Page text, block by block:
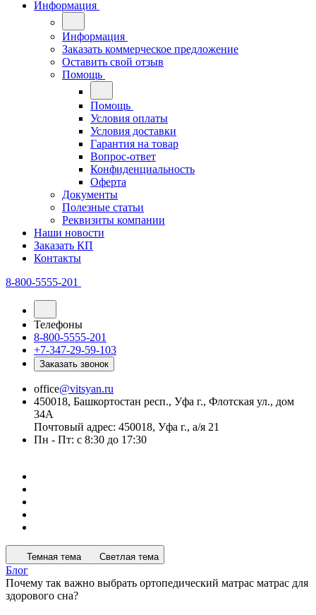
Информация
Информация
Заказать коммерческое предложение
Оставить свой отзыв
Помощь
Помощь
Условия оплаты
Условия доставки
Гарантия на товар
Вопрос-ответ
Конфиденциальность
Оферта
Документы
Полезные статьи
Реквизиты компании
Наши новости
Заказать КП
Контакты
8-800-5555-201
Телефоны
8-800-5555-201
+7-347-29-59-103
Заказать звонок
office@vitsyan.ru
450018, Башкортостан респ., Уфа г., Флотская ул., дом
34А
Почтовый адрес: 450018, Уфа г., а/я 21
Пн - Пт: с 8:30 до 17:30
Темная тема Светлая тема
Блог
Почему так важно выбрать ортопедический матрас матрас для
здорового сна?